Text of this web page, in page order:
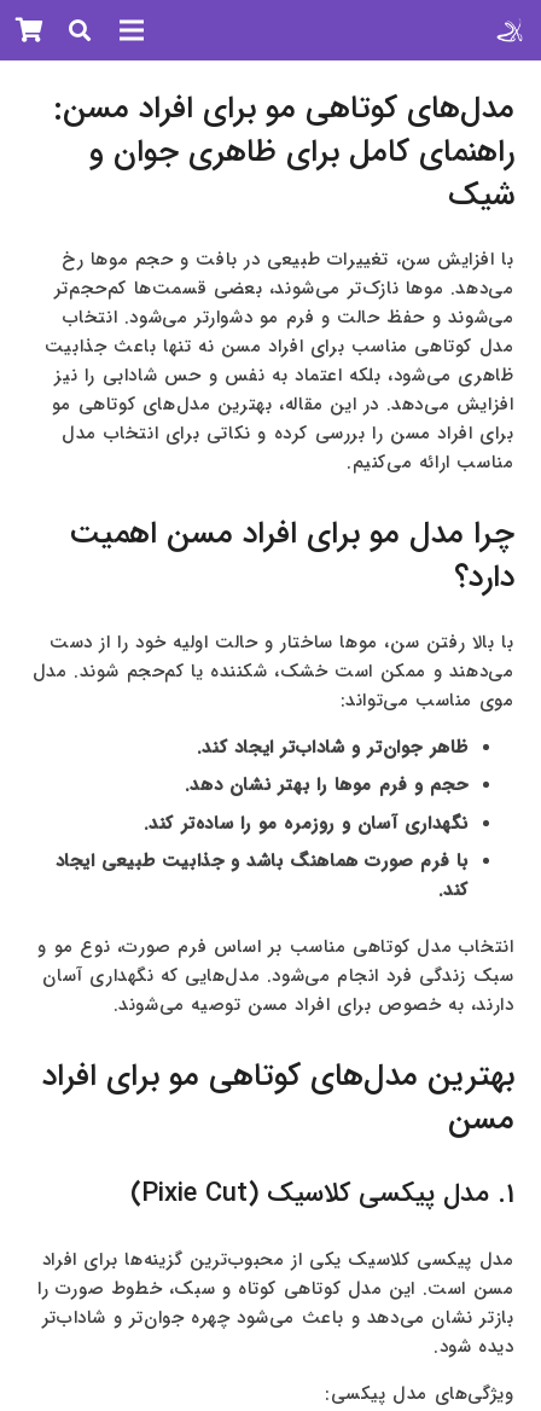
مدل‌های کوتاهی مو برای افراد مسن:
راهنمای کامل برای ظاهری جوان و
شیک
با افزایش سن، تغییرات طبیعی در بافت و حجم موها رخ
می‌دهد. موها نازک‌تر می‌شوند، بعضی قسمت‌ها کم‌حجم‌تر
می‌شوند و حفظ حالت و فرم مو دشوارتر می‌شود. انتخاب
مدل کوتاهی مناسب برای افراد مسن نه تنها باعث جذابیت
ظاهری می‌شود، بلکه اعتماد به نفس و حس شادابی را نیز
افزایش می‌دهد. در این مقاله، بهترین مدل‌های کوتاهی مو
برای افراد مسن را بررسی کرده و نکاتی برای انتخاب مدل
مناسب ارائه می‌کنیم.
چرا مدل مو برای افراد مسن اهمیت
دارد؟
با بالا رفتن سن، موها ساختار و حالت اولیه خود را از دست
می‌دهند و ممکن است خشک، شکننده یا کم‌حجم شوند. مدل
موی مناسب می‌تواند:
ظاهر جوان‌تر و شاداب‌تر ایجاد کند.
حجم و فرم موها را بهتر نشان دهد.
نگهداری آسان و روزمره مو را ساده‌تر کند.
با فرم صورت هماهنگ باشد و جذابیت طبیعی ایجاد
کند.
انتخاب مدل کوتاهی مناسب بر اساس فرم صورت، نوع مو و
سبک زندگی فرد انجام می‌شود. مدل‌هایی که نگهداری آسان
دارند، به خصوص برای افراد مسن توصیه می‌شوند.
بهترین مدل‌های کوتاهی مو برای افراد
مسن
1. مدل پیکسی کلاسیک (Pixie Cut)
مدل پیکسی کلاسیک یکی از محبوب‌ترین گزینه‌ها برای افراد
مسن است. این مدل کوتاهی کوتاه و سبک، خطوط صورت را
بازتر نشان می‌دهد و باعث می‌شود چهره جوان‌تر و شاداب‌تر
دیده شود.
ویژگی‌های مدل پیکسی: